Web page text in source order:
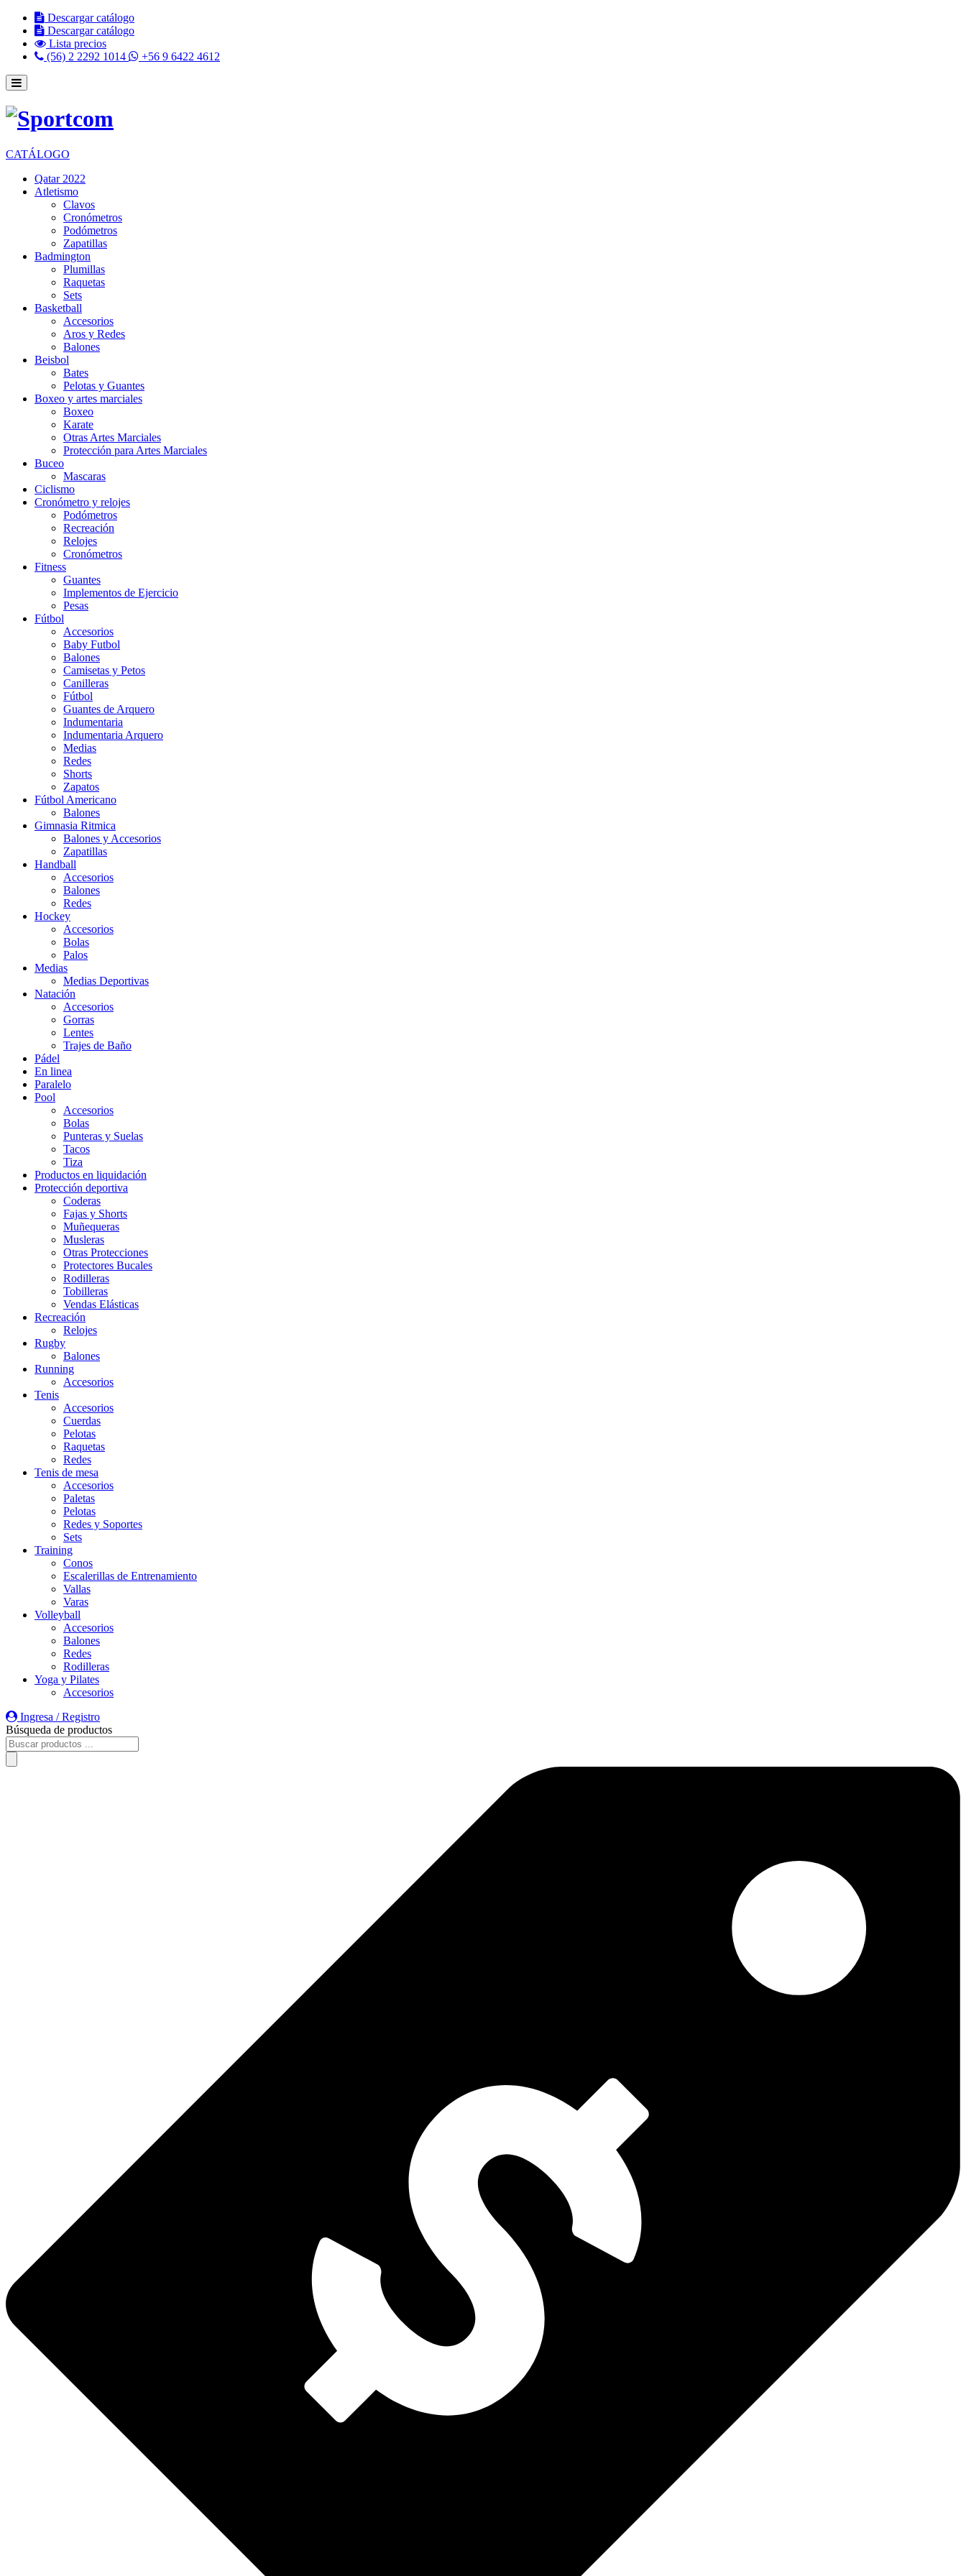
Descargar catálogo
Descargar catálogo
Lista precios
(56) 2 2292 1014
+56 9 6422 4612
CATÁLOGO
Qatar 2022
Atletismo
Clavos
Cronómetros
Podómetros
Zapatillas
Badmington
Plumillas
Raquetas
Sets
Basketball
Accesorios
Aros y Redes
Balones
Beisbol
Bates
Pelotas y Guantes
Boxeo y artes marciales
Boxeo
Karate
Otras Artes Marciales
Protección para Artes Marciales
Buceo
Mascaras
Ciclismo
Cronómetro y relojes
Podómetros
Recreación
Relojes
Cronómetros
Fitness
Guantes
Implementos de Ejercicio
Pesas
Fútbol
Accesorios
Baby Futbol
Balones
Camisetas y Petos
Canilleras
Fútbol
Guantes de Arquero
Indumentaria
Indumentaria Arquero
Medias
Redes
Shorts
Zapatos
Fútbol Americano
Balones
Gimnasia Ritmica
Balones y Accesorios
Zapatillas
Handball
Accesorios
Balones
Redes
Hockey
Accesorios
Bolas
Palos
Medias
Medias Deportivas
Natación
Accesorios
Gorras
Lentes
Trajes de Baño
Pádel
En linea
Paralelo
Pool
Accesorios
Bolas
Punteras y Suelas
Tacos
Tiza
Productos en liquidación
Protección deportiva
Coderas
Fajas y Shorts
Muñequeras
Musleras
Otras Protecciones
Protectores Bucales
Rodilleras
Tobilleras
Vendas Elásticas
Recreación
Relojes
Rugby
Balones
Running
Accesorios
Tenis
Accesorios
Cuerdas
Pelotas
Raquetas
Redes
Tenis de mesa
Accesorios
Paletas
Pelotas
Redes y Soportes
Sets
Training
Conos
Escalerillas de Entrenamiento
Vallas
Varas
Volleyball
Accesorios
Balones
Redes
Rodilleras
Yoga y Pilates
Accesorios
Ingresa / Registro
Búsqueda de productos